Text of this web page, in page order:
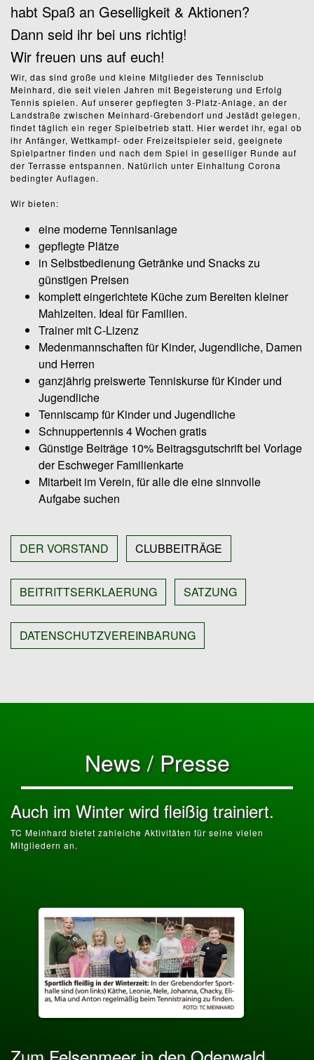
habt Spaß an Geselligkeit & Aktionen?
Dann seid ihr bei uns richtig!
Wir freuen uns auf euch!
Wir, das sind große und kleine Mitglieder des Tennisclub
Meinhard, die seit vielen Jahren mit Begeisterung und Erfolg
Tennis spielen. Auf unserer gepflegten 3-Platz-Anlage, an der
Landstraße zwischen Meinhard-Grebendorf und Jestädt gelegen,
findet täglich ein reger Spielbetrieb statt. Hier werdet ihr, egal ob
ihr Anfänger, Wettkampf- oder Freizeitspieler seid, geeignete
Spielpartner finden und nach dem Spiel in geselliger Runde auf
der Terrasse entspannen. Natürlich unter Einhaltung Corona
bedingter Auflagen.
Wir bieten:
eine moderne Tennisanlage
gepflegte Plätze
in Selbstbedienung Getränke und Snacks zu
günstigen Preisen
komplett eingerichtete Küche zum Bereiten kleiner
Mahlzeiten. Ideal für Familien.
Trainer mit C-Lizenz
Medenmannschaften für Kinder, Jugendliche, Damen
und Herren
ganzjährig preiswerte Tenniskurse für Kinder und
Jugendliche
Tenniscamp für Kinder und Jugendliche
Schnuppertennis 4 Wochen gratis
Günstige Beiträge 10% Beitragsgutschrift bei Vorlage
der Eschweger Familienkarte
Mitarbeit im Verein, für alle die eine sinnvolle
Aufgabe suchen
DER VORSTAND CLUBBEITRÄGE
BEITRITTSERKLAERUNG SATZUNG
DATENSCHUTZVEREINBARUNG
News / Presse
Auch im Winter wird fleißig trainiert.
TC Meinhard bietet zahleiche Aktivitäten für seine vielen
Mitgliedern an.